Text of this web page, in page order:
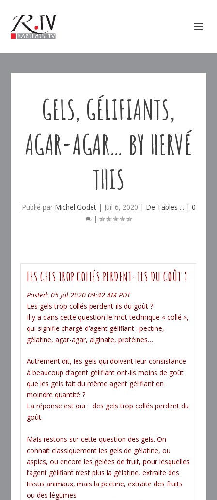
GELS, GÉLIFIANTS,
AGAR-AGAR… BY HERVÉ
THIS
Publié par Michel Godet| Juil 6, 2020 | De Tables ... | 0
|
LES GELS TROP COLLÉS PERDENT-ILS DU GOÛT ?
Posted: 05 Jul 2020 09:42 AM PDT
Les gels trop collés perdent-ils du goût ?
Il y a dans cette question le mot technique « collé »,
qui signifie chargé d’agent gélifiant : pectine,
gélatine, agar-agar, alginate, protéines…
Autrement dit, les gels qui doivent leur consistance
à beaucoup d’agent gélifiant ont-ils moins de goût
que les gels fait du même agent gélifiant en
moindre quantité ?
La réponse est oui : des gels trop collés perdent du
goût.
Mais restons sur cette question des gels. On
connaît classiquement les gels de gélatine, ou
aspics, ou encore les gelées de fruit, pour lesquelles
l’agent gélifiant n’est plus la gélatine, extraite des
tissus animaux, mais la pectine, extraite des fruits
ou des légumes.